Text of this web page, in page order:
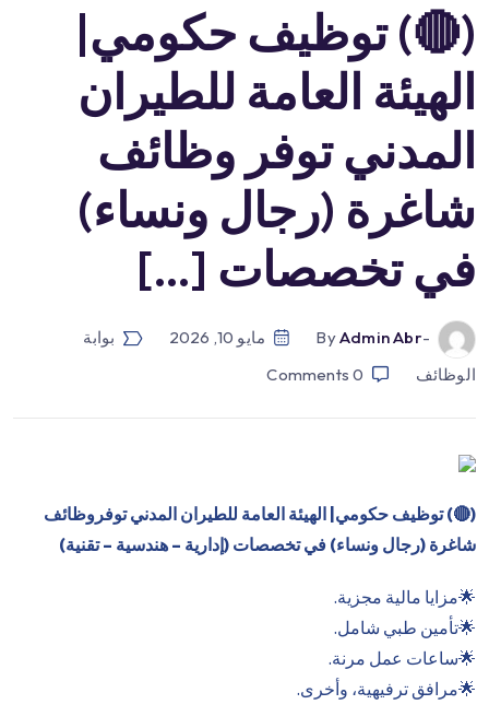
(🔴) توظيف حكومي|
الهيئة العامة للطيران
المدني توفر وظائف
شاغرة (رجال ونساء)
في تخصصات […]
-by
Admin Abr مايو 10, 2026
بوابة
الوظائف
0
Comments
(
🔴) توظيف حكومي| الهيئة العامة للطيران المدني توفر وظائف
شاغرة (رجال ونساء) في تخصصات (إدارية – هندسية – تقنية)
🌟مزايا مالية مجزية.
🌟تأمين طبي شامل.
🌟ساعات عمل مرنة.
🌟مرافق ترفيهية، وأخرى.